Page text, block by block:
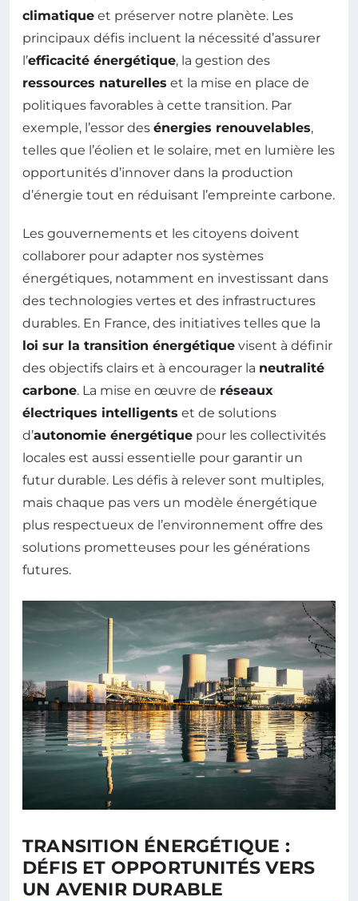
climatique et préserver notre planète. Les
principaux défis incluent la nécessité d’assurer
l’efficacité énergétique, la gestion des
ressources naturelles et la mise en place de
politiques favorables à cette transition. Par
exemple, l’essor des énergies renouvelables,
telles que l’éolien et le solaire, met en lumière les
opportunités d’innover dans la production
d’énergie tout en réduisant l’empreinte carbone.
Les gouvernements et les citoyens doivent
collaborer pour adapter nos systèmes
énergétiques, notamment en investissant dans
des technologies vertes et des infrastructures
durables. En France, des initiatives telles que la
loi sur la transition énergétique visent à définir
des objectifs clairs et à encourager la neutralité
carbone. La mise en œuvre de réseaux
électriques intelligents et de solutions
d’autonomie énergétique pour les collectivités
locales est aussi essentielle pour garantir un
futur durable. Les défis à relever sont multiples,
mais chaque pas vers un modèle énergétique
plus respectueux de l’environnement offre des
solutions prometteuses pour les générations
futures.
TRANSITION ÉNERGÉTIQUE :
DÉFIS ET OPPORTUNITÉS VERS
UN AVENIR DURABLE